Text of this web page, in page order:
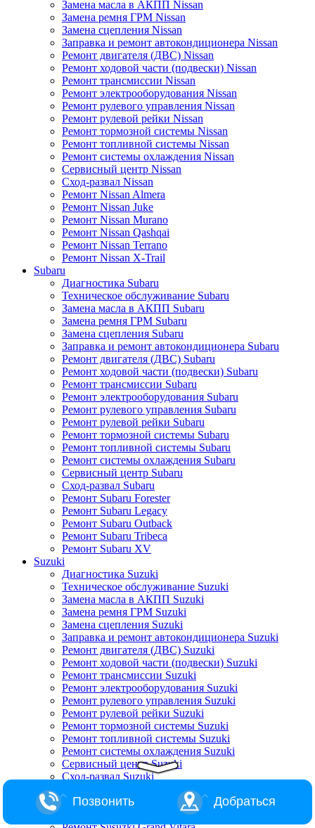
Замена масла в АКПП Nissan
Замена ремня ГРМ Nissan
Замена сцепления Nissan
Заправка и ремонт автокондиционера Nissan
Ремонт двигателя (ДВС) Nissan
Ремонт ходовой части (подвески) Nissan
Ремонт трансмиссии Nissan
Ремонт электрооборудования Nissan
Ремонт рулевого управления Nissan
Ремонт рулевой рейки Nissan
Ремонт тормозной системы Nissan
Ремонт топливной системы Nissan
Ремонт системы охлаждения Nissan
Сервисный центр Nissan
Сход-развал Nissan
Ремонт Nissan Almera
Ремонт Nissan Juke
Ремонт Nissan Murano
Ремонт Nissan Qashqai
Ремонт Nissan Terrano
Ремонт Nissan X-Trail
Subaru
Диагностика Subaru
Техническое обслуживание Subaru
Замена масла в АКПП Subaru
Замена ремня ГРМ Subaru
Замена сцепления Subaru
Заправка и ремонт автокондиционера Subaru
Ремонт двигателя (ДВС) Subaru
Ремонт ходовой части (подвески) Subaru
Ремонт трансмиссии Subaru
Ремонт электрооборудования Subaru
Ремонт рулевого управления Subaru
Ремонт рулевой рейки Subaru
Ремонт тормозной системы Subaru
Ремонт топливной системы Subaru
Ремонт системы охлаждения Subaru
Сервисный центр Subaru
Сход-развал Subaru
Ремонт Subaru Forester
Ремонт Subaru Legacy
Ремонт Subaru Outback
Ремонт Subaru Tribeca
Ремонт Subaru XV
Suzuki
Диагностика Suzuki
Техническое обслуживание Suzuki
Замена масла в АКПП Suzuki
Замена ремня ГРМ Suzuki
Замена сцепления Suzuki
Заправка и ремонт автокондиционера Suzuki
Ремонт двигателя (ДВС) Suzuki
Ремонт ходовой части (подвески) Suzuki
Ремонт трансмиссии Suzuki
Ремонт электрооборудования Suzuki
Ремонт рулевого управления Suzuki
Ремонт рулевой рейки Suzuki
Ремонт тормозной системы Suzuki
Ремонт топливной системы Suzuki
Ремонт системы охлаждения Suzuki
Сервисный центр Suzuki
Сход-развал Suzuki
Ремонт Suzuki Baleno
Позвонить Добраться